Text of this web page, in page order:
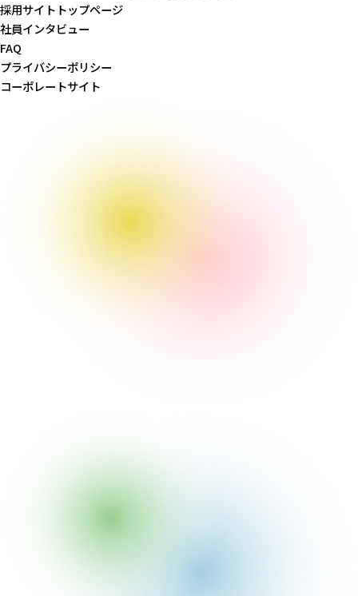
採用サイトトップページ
社員インタビュー
FAQ
プライバシーポリシー
コーポレートサイト